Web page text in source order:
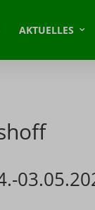
AKTUELLES